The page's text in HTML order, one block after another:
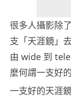
很多人攝影除
支「天涯鏡」
由 wide 到
麼何謂一支好
一支好的天涯